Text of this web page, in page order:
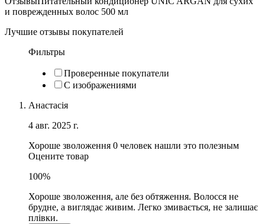
и поврежденных волос 500 мл
Лучшие отзывы покупателей
Фильтры
Проверенные покупатели
С изображениями
Анастасія
4 авг. 2025 г.
Хороше зволоження 0 человек нашли это полезным
Оцените товар
100%
Хороше зволоження, але без обтяження. Волосся не
брудне, а виглядає живим. Легко змивається, не залишає
плівки.